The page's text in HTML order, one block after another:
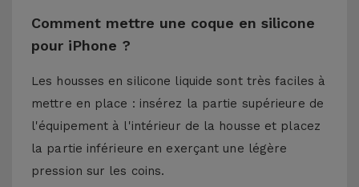
Comment mettre une coque en silicone
pour iPhone ?
Les housses en silicone liquide sont très faciles à
mettre en place : insérez la partie supérieure de
l'équipement à l'intérieur de la housse et placez
la partie inférieure en exerçant une légère
pression sur les coins.